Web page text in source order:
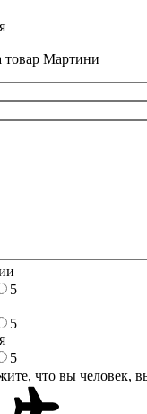
товар Мартини
5
5
5
что вы человек,